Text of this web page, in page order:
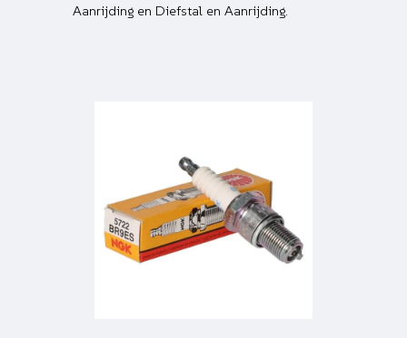
Aanrijding en Diefstal en Aanrijding.